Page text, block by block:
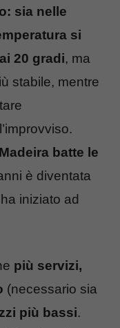
sia nelle
si
20 gradi, ma
stabile, mentre
Madeira batte le
è diventata
iniziato ad
più servizi,
(necessario sia
più bassi.